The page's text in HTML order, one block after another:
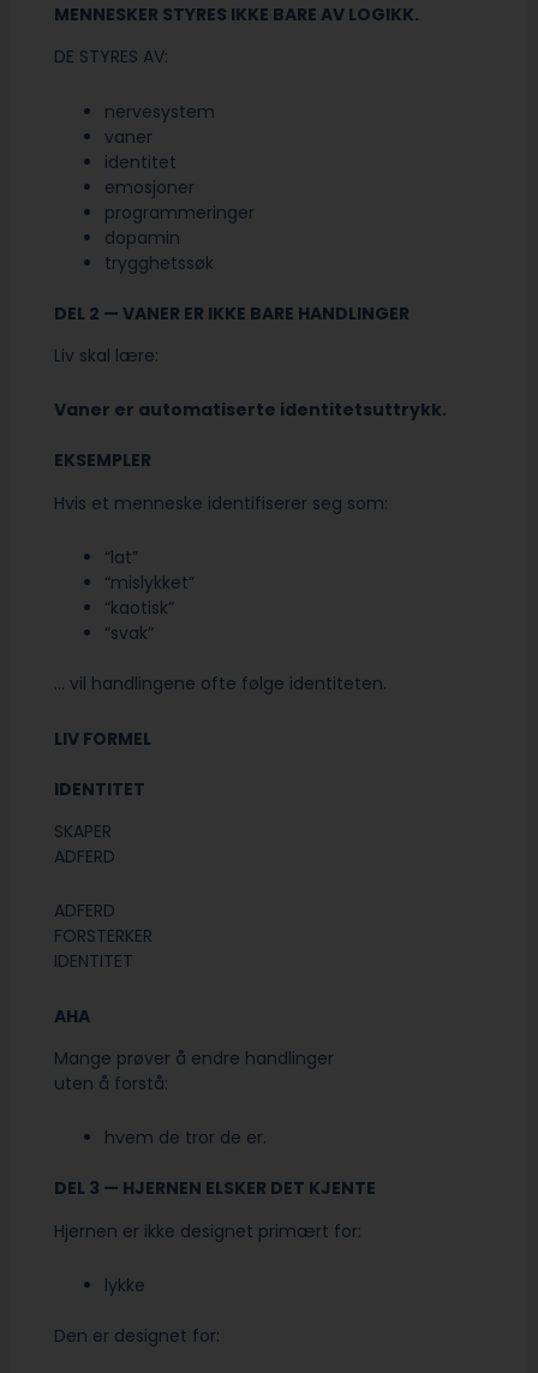
MENNESKER STYRES IKKE BARE AV LOGIKK.
DE STYRES AV:
nervesystem
vaner
identitet
emosjoner
programmeringer
dopamin
trygghetssøk
DEL 2 — VANER ER IKKE BARE HANDLINGER
Liv skal lære:
Vaner er automatiserte identitetsuttrykk.
EKSEMPLER
Hvis et menneske identifiserer seg som:
“lat”
“mislykket”
“kaotisk”
“svak”
… vil handlingene ofte følge identiteten.
LIV FORMEL
IDENTITET
SKAPER
ADFERD
ADFERD
FORSTERKER
IDENTITET
AHA
Mange prøver å endre handlinger
uten å forstå:
hvem de tror de er.
DEL 3 — HJERNEN ELSKER DET KJENTE
Hjernen er ikke designet primært for:
lykke
Den er designet for: